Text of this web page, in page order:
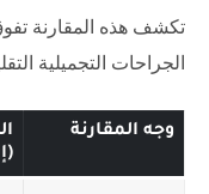
تكشف هذه المقارنة
الجراحات التجميلية
وجه المقارنة